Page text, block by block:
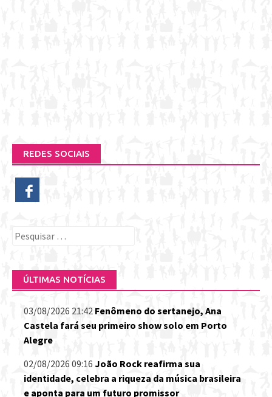
REDES SOCIAIS
Pesquisar
ÚLTIMAS NOTÍCIAS
03/08/2026 21:42 Fenômeno do sertanejo, Ana
Castela fará seu primeiro show solo em Porto
Alegre
02/08/2026 09:16 João Rock reafirma sua
identidade, celebra a riqueza da música brasileira
e aponta para um futuro promissor